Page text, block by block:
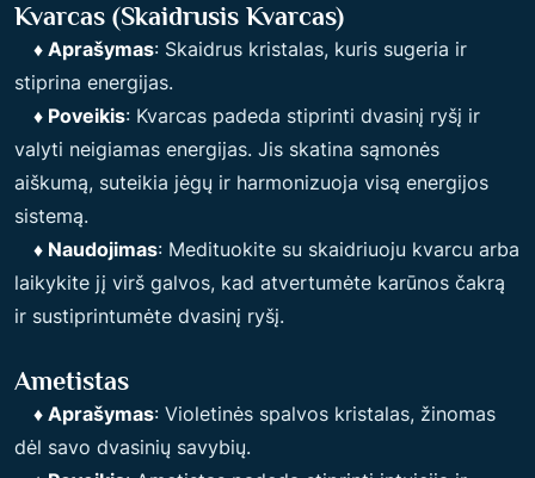
Kvarcas (Skaidrusis Kvarcas)
♦ Aprašymas: Skaidrus kristalas, kuris sugeria ir
stiprina energijas.
♦ Poveikis: Kvarcas padeda stiprinti dvasinį ryšį ir
valyti neigiamas energijas. Jis skatina sąmonės
aiškumą, suteikia jėgų ir harmonizuoja visą energijos
sistemą.
♦ Naudojimas: Medituokite su skaidriuoju kvarcu arba
laikykite jį virš galvos, kad atvertumėte karūnos čakrą
ir sustiprintumėte dvasinį ryšį.
Ametistas
♦ Aprašymas: Violetinės spalvos kristalas, žinomas
dėl savo dvasinių savybių.